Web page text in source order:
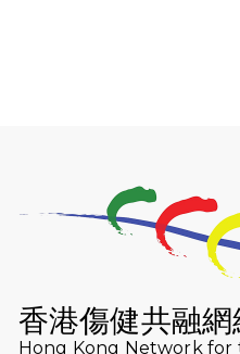
2025-09-08 渣打香港
Lockton
Run 2025
香港傷健共融網
Hong Kong Network for